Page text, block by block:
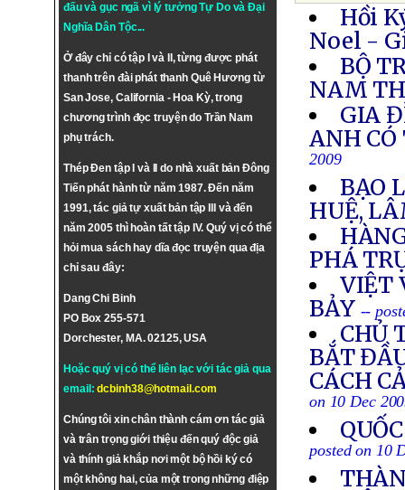
đấu và gục ngã vì lý tưởngTự DovàĐại
Nghĩa Dân Tộc...
Ở đây chỉ có tập I và II, từng được phát
thanh trên đài phát thanh Quê Hương từ
San Jose, California - Hoa Kỳ, trong
chương trình đọc truyện do Trần Nam
phụ trách.
Thép Đen tập I và II do nhà xuất bản Đông
Tiến phát hành từ năm 1987. Đến năm
1991, tác giả tự xuất bản tập III và đến
năm 2005 thì hoàn tất tập IV. Quý vị có thể
hỏi mua sách hay dĩa đọc truyện qua địa
chỉ sau đây:
Dang Chi Binh
PO Box 255-571
Dorchester, MA. 02125, USA
Hoặc quý vị có thể liên lạc với tác giả qua
email:dcbinh38@hotmail.com
Chúng tôi xin chân thành cám ơn tác giả
và trân trọng giới thiệu đến quý độc giả
và thính giả khắp nơi một bộ hồi ký có
một không hai, của một trong những điệp
Hồi
Noel -
BỘ
NAM
GIA
ANH
2009
BẠO
HUỆ,
PHÁ
VIỆT
BẢY --
CHỦ
BẮT
CÁCH
on 10 Dec
posted on 10